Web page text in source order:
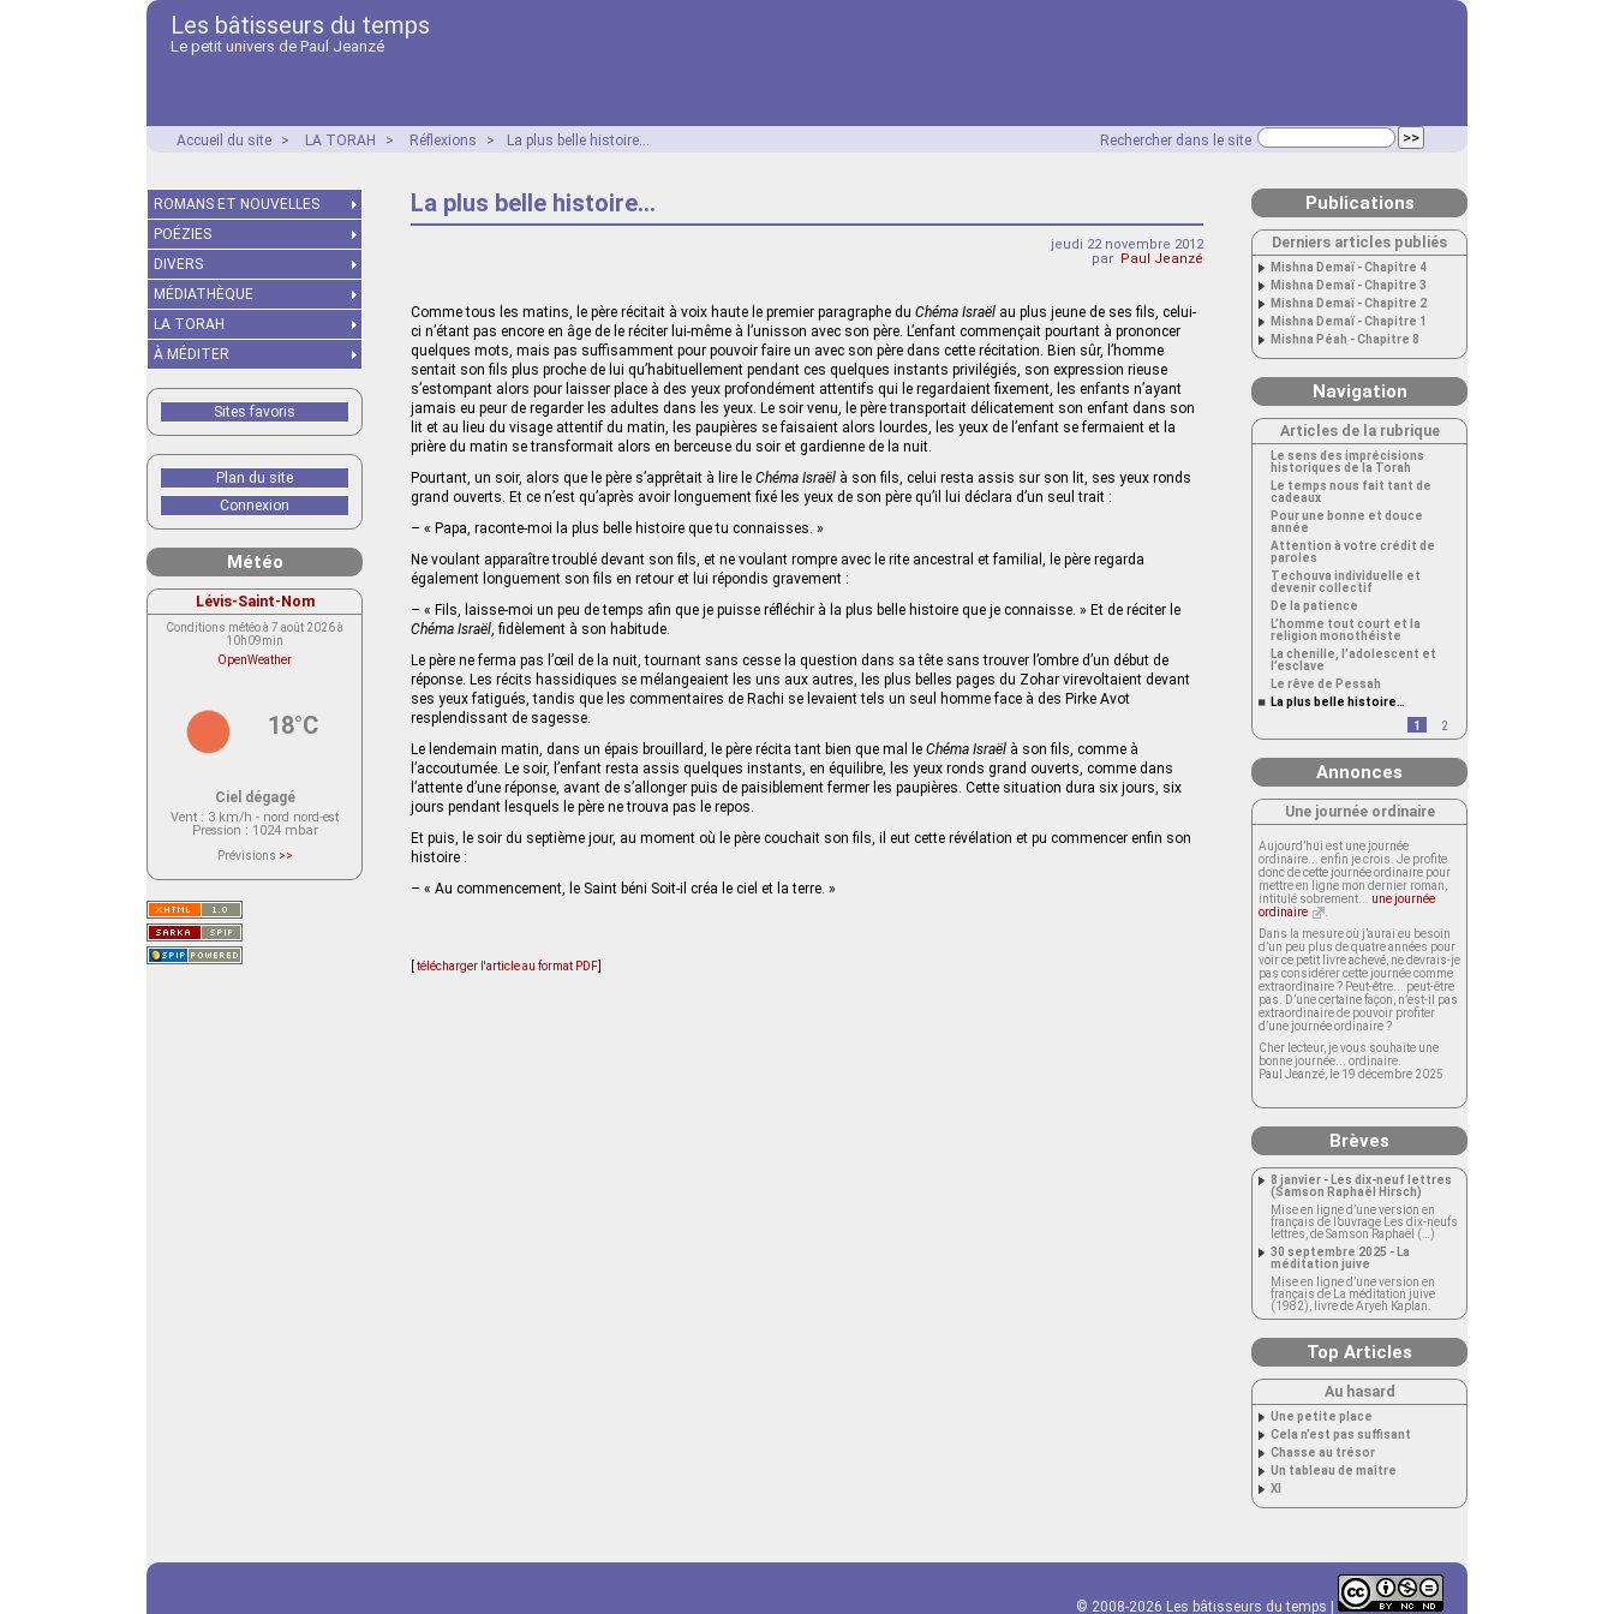
Les bâtisseurs du temps
Le petit univers de Paul Jeanzé
Rechercher dans le site
Accueil du site > LA TORAH > Réflexions > La plus belle histoire…
La plus belle histoire…
jeudi 22 novembre 2012
par Paul Jeanzé
Comme tous les matins, le père récitait à voix haute le premier paragraphe du Chéma Israël au plus jeune de ses fils, celui-
ci n’étant pas encore en âge de le réciter lui-même à l’unisson avec son père. L’enfant commençait pourtant à prononcer
quelques mots, mais pas suffisamment pour pouvoir faire un avec son père dans cette récitation. Bien sûr, l’homme
sentait son fils plus proche de lui qu’habituellement pendant ces quelques instants privilégiés, son expression rieuse
s’estompant alors pour laisser place à des yeux profondément attentifs qui le regardaient fixement, les enfants n’ayant
jamais eu peur de regarder les adultes dans les yeux. Le soir venu, le père transportait délicatement son enfant dans son
lit et au lieu du visage attentif du matin, les paupières se faisaient alors lourdes, les yeux de l’enfant se fermaient et la
prière du matin se transformait alors en berceuse du soir et gardienne de la nuit.
Pourtant, un soir, alors que le père s’apprêtait à lire le Chéma Israël à son fils, celui resta assis sur son lit, ses yeux ronds
grand ouverts. Et ce n’est qu’après avoir longuement fixé les yeux de son père qu’il lui déclara d’un seul trait :
– « Papa, raconte-moi la plus belle histoire que tu connaisses. »
Ne voulant apparaître troublé devant son fils, et ne voulant rompre avec le rite ancestral et familial, le père regarda
également longuement son fils en retour et lui répondis gravement :
– « Fils, laisse-moi un peu de temps afin que je puisse réfléchir à la plus belle histoire que je connaisse. » Et de réciter le
Chéma Israël, fidèlement à son habitude.
Le père ne ferma pas l’œil de la nuit, tournant sans cesse la question dans sa tête sans trouver l’ombre d’un début de
réponse. Les récits hassidiques se mélangeaient les uns aux autres, les plus belles pages du Zohar virevoltaient devant
ses yeux fatigués, tandis que les commentaires de Rachi se levaient tels un seul homme face à des Pirke Avot
resplendissant de sagesse.
Le lendemain matin, dans un épais brouillard, le père récita tant bien que mal le Chéma Israël à son fils, comme à
l’accoutumée. Le soir, l’enfant resta assis quelques instants, en équilibre, les yeux ronds grand ouverts, comme dans
l’attente d’une réponse, avant de s’allonger puis de paisiblement fermer les paupières. Cette situation dura six jours, six
jours pendant lesquels le père ne trouva pas le repos.
Et puis, le soir du septième jour, au moment où le père couchait son fils, il eut cette révélation et pu commencer enfin son
histoire :
– « Au commencement, le Saint béni Soit-il créa le ciel et la terre. »
télécharger l'article au format PDF
ROMANS ET NOUVELLES
POÉZIES
DIVERS
MÉDIATHÈQUE
LA TORAH
À MÉDITER
Sites favoris
Plan du site
Connexion
Météo
Lévis-Saint-Nom
Conditions météo à 7 août 2026 à
10h09min
OpenWeather
18°C
Ciel dégagé
Vent : 3 km/h - nord nord-est
Pression : 1024 mbar
Prévisions >>
actuellement aucune prévision
Saint-Nom.
Veuillez consulter le message du
service ci-dessous.
(401 - Invalid API key. Please see
https://openweathermap.org/faq#error401
Publications
Derniers articles publiés
Mishna Demaï - Chapitre 4
Mishna Demaï - Chapitre 3
Mishna Demaï - Chapitre 2
Mishna Demaï - Chapitre 1
Mishna Péah - Chapitre 8
Navigation
Articles de la rubrique
Le sens des imprécisions
historiques de la Torah
Le temps nous fait tant de
cadeaux
Pour une bonne et douce
année
Attention à votre crédit de
paroles
Techouva individuelle et
devenir collectif
De la patience
L’homme tout court et la
religion monothéiste
La chenille, l’adolescent et
l’esclave
Le rêve de Pessah
La plus belle histoire…
1
2
Annonces
Une journée ordinaire
Aujourd’hui est une journée
ordinaire... enfin je crois. Je profite
donc de cette journée ordinaire pour
mettre en ligne mon dernier roman,
intitulé sobrement... une journée
ordinaire
Dans la mesure où j’aurai eu besoin
d’un peu plus de quatre années pour
voir ce petit livre achevé, ne devrais-je
pas considérer cette journée comme
extraordinaire ? Peut-être... peut-être
pas. D’une certaine façon, n’est-il pas
extraordinaire de pouvoir profiter
d’une journée ordinaire ?
Cher lecteur, je vous souhaite une
bonne journée... ordinaire.
Paul Jeanzé, le 19 décembre 2025
Brèves
8 janvier - Les dix-neuf lettres
(Samson Raphaël Hirsch)
Mise en ligne d’une version en
français de l’ouvrage Les dix-neufs
lettres, de Samson Raphaël (…)
30 septembre 2025 - La
méditation juive
Mise en ligne d’une version en
français de La méditation juive
(1982), livre de Aryeh Kaplan.
Top Articles
Au hasard
Une petite place
Cela n’est pas suffisant
Chasse au trésor
Un tableau de maître
XI
© 2008-2026 Les bâtisseurs du temps |